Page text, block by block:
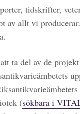
tidskrifter,
av allt vi
ta del av de
(sökbara i